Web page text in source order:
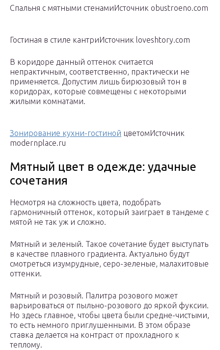
Спальня с мятными стенамиИсточник obustroeno.com
Гостиная в стиле кантриИсточник loveshtory.com
В коридоре данный оттенок считается
непрактичным, соответственно, практически не
применяется. Допустим лишь бирюзовый тон в
коридорах, которые совмещены с некоторыми
жилыми комнатами.
Зонирование кухни-гостиной цветомИсточник
modernplace.ru
Мятный цвет в одежде: удачные
сочетания
Несмотря на сложность цвета, подобрать
гармоничный оттенок, который заиграет в тандеме с
мятой не так уж и сложно.
Мятный и зеленый. Такое сочетание будет выступать
в качестве плавного градиента. Актуально будут
смотреться изумрудные, серо-зеленые, малахитовые
оттенки.
Мятный и розовый. Палитра розового может
варьироваться от пыльно-розового до яркой фуксии.
Но здесь главное, чтобы цвета были средне-чистыми,
то есть немного приглушенными. В этом образе
ставка делается на контраст от прохладного к
теплому.